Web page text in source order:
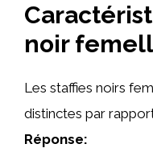
noir
Les staffies noirs
distinctes par
Réponse: